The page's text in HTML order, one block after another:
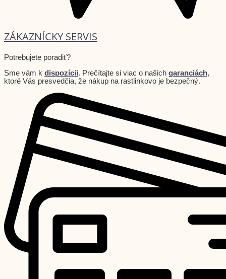
ZÁKAZNÍCKY SERVIS
Potrebujete poradiť?
Sme vám k dispozícii. Prečítajte si viac o našich garanciách,
ktoré Vás presvedčia, že nákup na rastlinkovo je bezpečný.